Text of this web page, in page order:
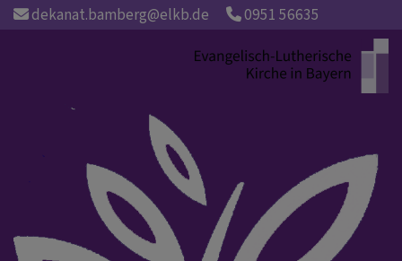
Direktdekanat.bamberg@elkb.de 0951 56635